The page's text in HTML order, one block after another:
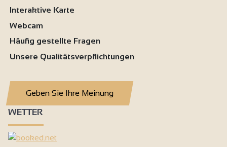
Interaktive Karte
Webcam
Häufig gestellte Fragen
Unsere Qualitätsverpflichtungen
Geben Sie Ihre Meinung
WETTER